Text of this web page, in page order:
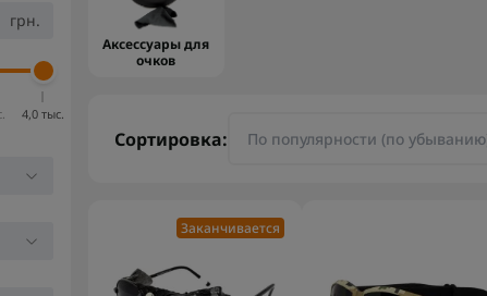
грн.
4,0 тыс.
Аксессуары для
очков
Сортировка:
Заканчивается